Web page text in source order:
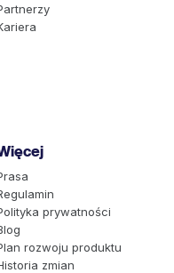
prywatności
rozwoju produktu
zmian